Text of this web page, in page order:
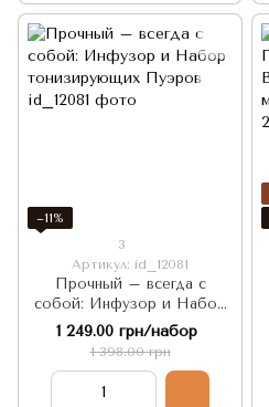
−11%
3
Артикул: id_12081
Прочный – всегда с
собой: Инфузор и Набор
тонизирующих Пуэров
1 249.00 грн/набор
1 398.00 грн